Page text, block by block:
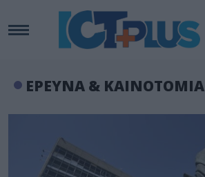
ΕΡΕΥΝΑ & ΚΑΙΝΟΤΟΜΙΑ